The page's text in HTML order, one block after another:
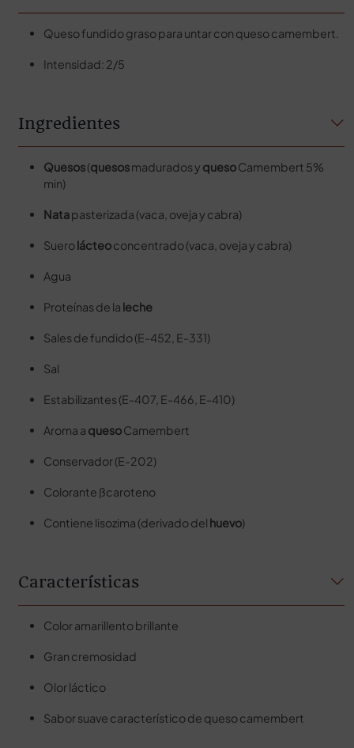
Queso fundido graso para untar con queso camembert.
Intensidad: 2/5
Ingredientes
Quesos(quesosmadurados y quesoCamembert 5%
min)
Natapasterizada (vaca, oveja y cabra)
Suerolácteoconcentrado (vaca, oveja y cabra)
Agua
Proteínas de la leche
Sales de fundido (E-452, E-331)
Sal
Estabilizantes (E-407, E-466, E-410)
Aroma a quesoCamembert
Conservador (E-202)
Colorante ßcaroteno
Contiene lisozima (derivado del huevo)
Características
Color amarillento brillante
Gran cremosidad
Olor láctico
Sabor suave característico de queso camembert